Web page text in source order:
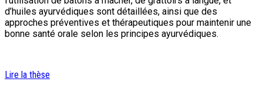
d’huiles ayurvédiques sont détaillées, ainsi que des
approches préventives et thérapeutiques pour maintenir une
bonne santé orale selon les principes ayurvédiques.
Lire la thèse